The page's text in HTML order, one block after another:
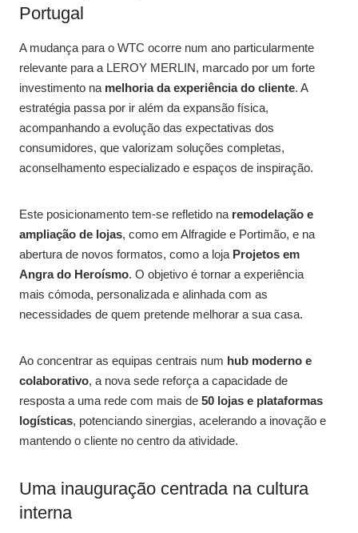
Portugal
A mudança para o WTC ocorre num ano particularmente
relevante para a LEROY MERLIN, marcado por um forte
investimento na melhoria da experiência do cliente. A
estratégia passa por ir além da expansão física,
acompanhando a evolução das expectativas dos
consumidores, que valorizam soluções completas,
aconselhamento especializado e espaços de inspiração.
Este posicionamento tem-se refletido na remodelação e
ampliação de lojas, como em Alfragide e Portimão, e na
abertura de novos formatos, como a loja Projetos em
Angra do Heroísmo. O objetivo é tornar a experiência
mais cómoda, personalizada e alinhada com as
necessidades de quem pretende melhorar a sua casa.
Ao concentrar as equipas centrais num hub moderno e
colaborativo, a nova sede reforça a capacidade de
resposta a uma rede com mais de 50 lojas e plataformas
logísticas, potenciando sinergias, acelerando a inovação e
mantendo o cliente no centro da atividade.
Uma inauguração centrada na cultura
interna